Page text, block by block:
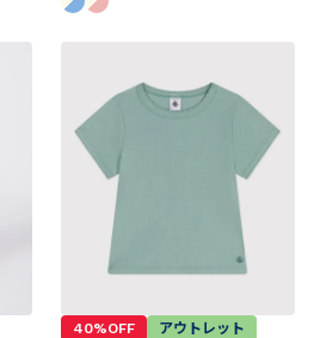
40%OFF アウトレット